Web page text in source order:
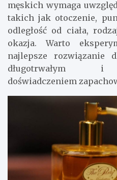
męskich wymaga
takich jak otoczenie,
odległość od ciała,
okazja. Warto
najlepsze rozwiązanie
długotrwałym i
doświadczeniem